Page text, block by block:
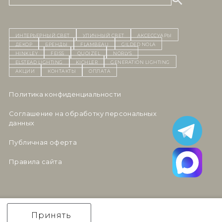
ИНТЕРЬЕРНЫЙ СВЕТ уличный СВЕТ
Аксессуары
декор
бренды Flambeau
Gilded Nola
Hinkley
Feiss Quoizel
Norlys
Elstead Lighting
Kichler
Generation Lighting
Акции
контакты Оплата
Политика конфиденциальности
Cоглашение на обработку персональных
данных
Публичная оферта
Правила сайта
Принять